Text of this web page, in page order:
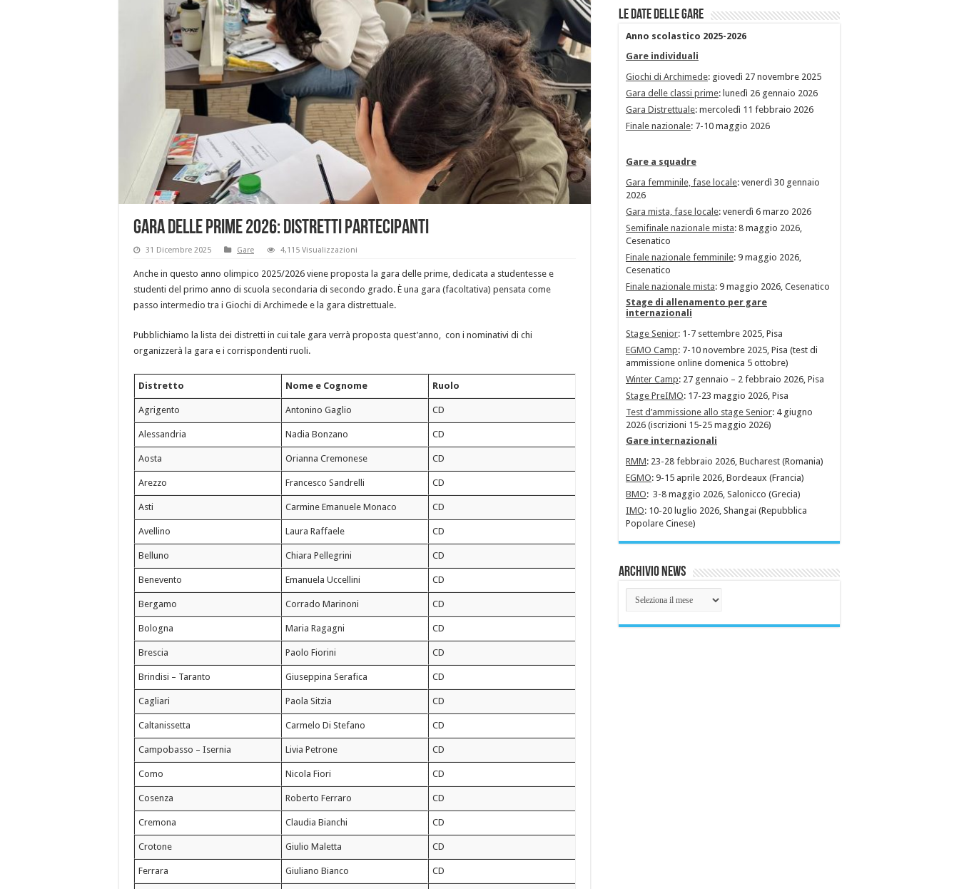
Gara delle prime 2026: distretti partecipanti
31 Dicembre 2025 Gare 4,115 Visualizzazioni
Anche in questo anno olimpico 2025/2026 viene proposta la gara delle prime, dedicata a studentesse e
studenti del primo anno di scuola secondaria di secondo grado. È una gara (facoltativa) pensata come
passo intermedio tra i Giochi di Archimede e la gara distrettuale.
Pubblichiamo la lista dei distretti in cui tale gara verrà proposta quest’anno, con i nominativi di chi
organizzerà la gara e i corrispondenti ruoli.
Distretto Nome e Cognome Ruolo
Agrigento Antonino Gaglio CD
Alessandria Nadia Bonzano CD
Aosta Orianna Cremonese CD
Arezzo Francesco Sandrelli CD
Asti Carmine Emanuele Monaco CD
Avellino Laura Raffaele CD
Belluno Chiara Pellegrini CD
Benevento Emanuela Uccellini CD
Bergamo Corrado Marinoni CD
Bologna Maria Ragagni CD
Brescia Paolo Fiorini CD
Brindisi – Taranto Giuseppina Serafica CD
Cagliari Paola Sitzia CD
Caltanissetta Carmelo Di Stefano CD
Campobasso – Isernia Livia Petrone CD
Como Nicola Fiori CD
Cosenza Roberto Ferraro CD
Cremona Claudia Bianchi CD
Crotone Giulio Maletta CD
Ferrara Giuliano Bianco CD
Le date delle gare
Anno scolastico 2025-2026
Gare individuali
Giochi di Archimede: giovedì 27 novembre 2025
Gara delle classi prime: lunedì 26 gennaio 2026
Gara Distrettuale: mercoledì 11 febbraio 2026
Finale nazionale: 7-10 maggio 2026
Gare a squadre
Gara femminile, fase locale: venerdì 30 gennaio
2026
Gara mista, fase locale: venerdì 6 marzo 2026
Semifinale nazionale mista: 8 maggio 2026,
Cesenatico
Finale nazionale femminile: 9 maggio 2026,
Cesenatico
Finale nazionale mista: 9 maggio 2026, Cesenatico
Stage di allenamento per gare
internazionali
Stage Senior: 1-7 settembre 2025, Pisa
EGMO Camp: 7-10 novembre 2025, Pisa (test di
ammissione online domenica 5 ottobre)
Winter Camp: 27 gennaio – 2 febbraio 2026, Pisa
Stage PreIMO: 17-23 maggio 2026, Pisa
Test d’ammissione allo stage Senior: 4 giugno
2026 (iscrizioni 15-25 maggio 2026)
Gare internazionali
RMM: 23-28 febbraio 2026, Bucharest (Romania)
EGMO: 9-15 aprile 2026, Bordeaux (Francia)
BMO: 3-8 maggio 2026, Salonicco (Grecia)
IMO: 10-20 luglio 2026, Shangai (Repubblica
Popolare Cinese)
Archivio News
Archivio
News